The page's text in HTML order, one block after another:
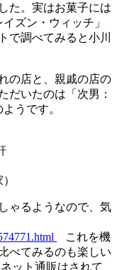
た。実はお菓子には
ズン・ウィッチ」
で調べてみると小川
の店と、親戚の店の
だいたのは「次男：
うです。
ゃるようなので、気
これを機
べてみるのも楽しい
ット通販はされて